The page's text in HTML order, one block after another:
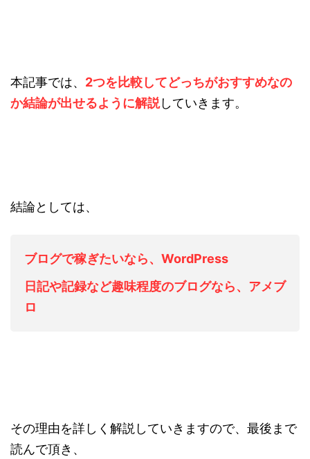
本記事では、 2つを比較してどっちがおすすめなの
か結論が出せるように解説していきます。
結論としては、
ブログで稼ぎたいなら、WordPress
日記や記録など趣味程度のブログなら、アメブ
ロ
その理由を詳しく解説していきますので、最後まで
読んで頂き、